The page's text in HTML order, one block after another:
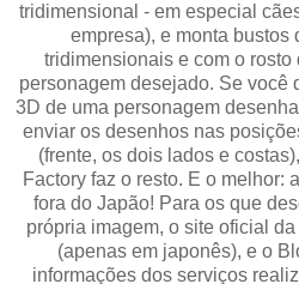
tridimensional - em especial
empresa), e monta bustos
tridimensionais e com o
personagem desejado. Se você
3D de uma personagem
enviar os desenhos nas
(frente, os dois lados e
Factory faz o resto. E o melhor:
fora do Japão! Para os que
própria imagem, o site oficial
(apenas em japonês), e o
informações dos serviços